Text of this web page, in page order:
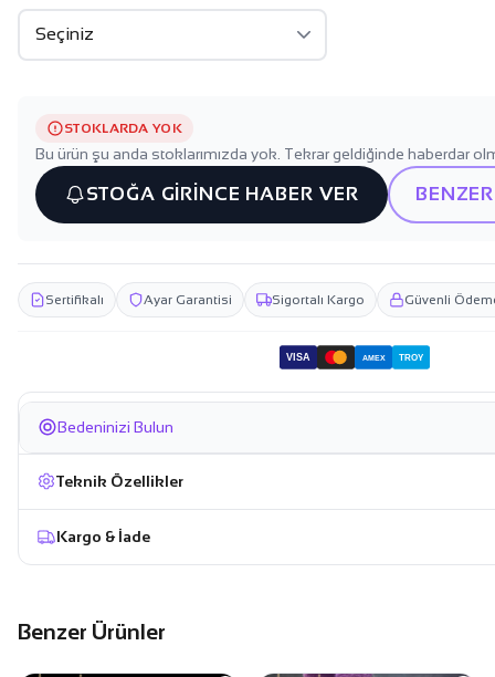
STOKLARDA YOK
Bu ürün şu anda stoklarımızda yok. Tekrar geldiğinde haberdar
STOĞA GİRİNCE HABER VER
Sertifikalı Ayar Garantisi Sigortalı Kargo Güvenli
VISA AMEX TROY
Bedeninizi Bulun
Teknik Özellikler
Kargo & İade
Benzer Ürünler